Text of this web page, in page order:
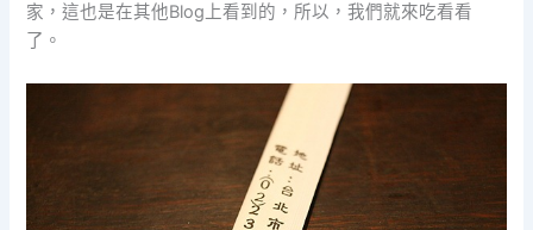
家，這也是在其他Blog上看到的，所以，我們就來吃看看
了。